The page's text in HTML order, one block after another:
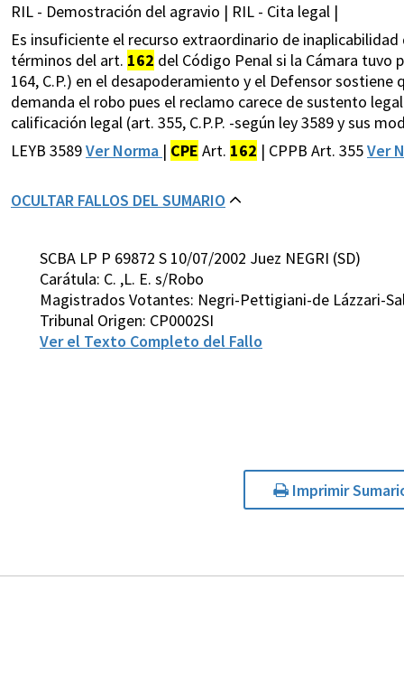
RIL - Demostración del agravio | RIL - Cita legal |
Es insuficiente el recurso extraordinario de
términos del art. 162 del Código Penal si la Cámara
164, C.P.) en el desapoderamiento y el Defensor
demanda el robo pues el reclamo carece de sustento
calificación legal (art. 355, C.P.P. -según ley 3589 y sus
LEYB 3589Ver Norma | CPE Art. 162 | CPPB Art. 355Ver
OCULTAR FALLOS DEL SUMARIO
SCBA LP P 69872 S 10/07/2002 Juez NEGRI (SD)
Carátula: C. ,L. E. s/Robo
Magistrados Votantes: Negri-Pettigiani-de Lázzari-
Tribunal Origen: CP0002SI
Ver el Texto Completo del Fallo
Imprimir